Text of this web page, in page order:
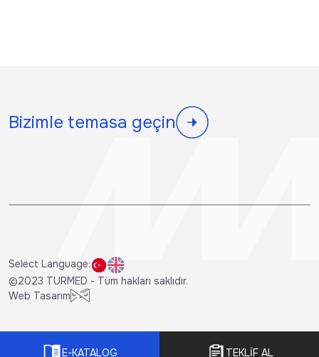
Bizimle temasa geçin
Select Language:
©2023 TURMED - Tüm hakları saklıdır.
Web Tasarım
E-KATALOG TEKLİF AL